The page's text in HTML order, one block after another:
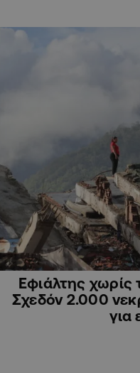
Εφιάλτης χωρίς
Σχεδόν 2.000
για